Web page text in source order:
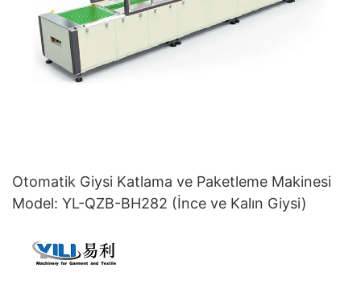
Otomatik Giysi Katlama ve Paketleme Makinesi
Model: YL-QZB-BH282 (İnce ve Kalın Giysi)